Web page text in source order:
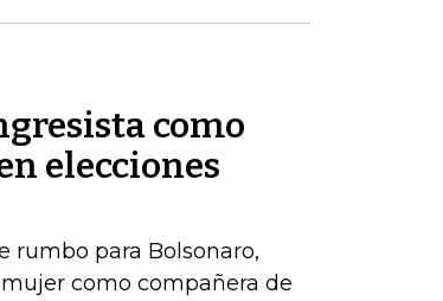
como
elecciones
rumbo para Bolsonaro,
como compañera de